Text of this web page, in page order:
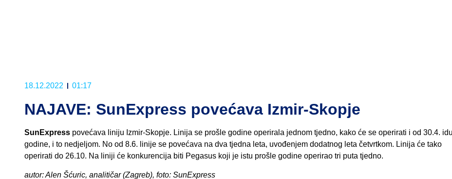
18.12.2022 01:17
NAJAVE: SunExpress povećava Izmir-Skopje
SunExpress povećava liniju Izmir-Skopje. Linija se prošle godine operirala jednom tjedno, kako će se operirati i od 30.4.
godine, i to nedjeljom. No od 8.6. linije se povećava na dva tjedna leta, uvođenjem dodatnog leta četvrtkom. Linija će tako
operirati do 26.10. Na liniji će konkurencija biti Pegasus koji je istu prošle godine operirao tri puta tjedno.
autor: Alen Šćuric, analitičar (Zagreb), foto: SunExpress